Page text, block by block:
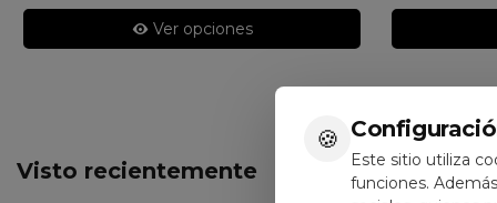
🍪
Este sitio utiliza
funciones.
Ver opciones
Visto recientemente